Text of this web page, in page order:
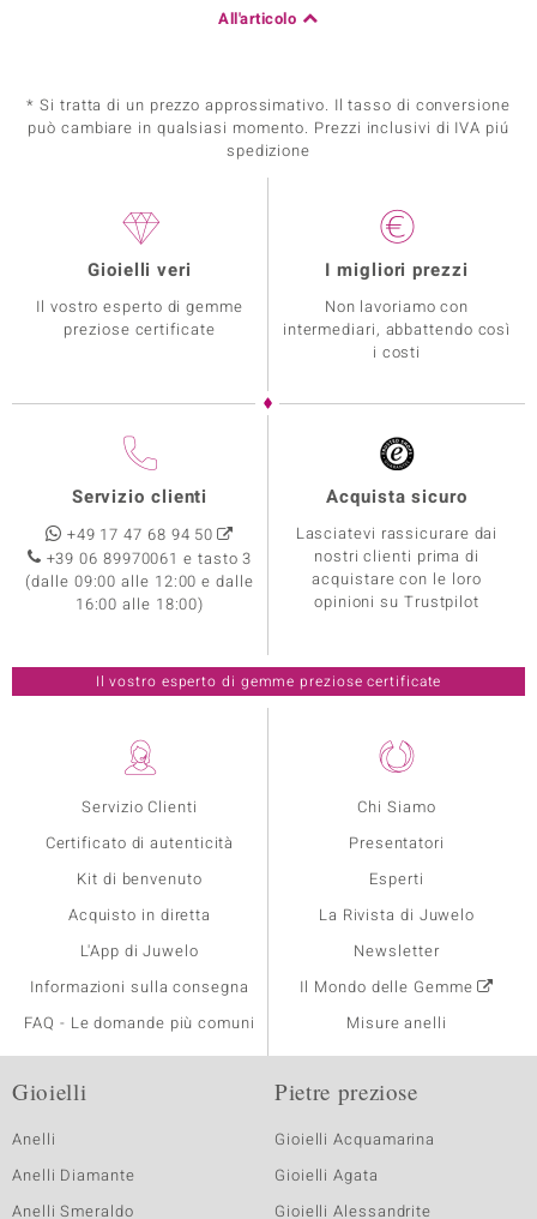
All'articolo
* Si tratta di un prezzo approssimativo. Il tasso di conversione
può cambiare in qualsiasi momento. Prezzi inclusivi di IVA piú
spedizione
Servizio Clienti
Certificato di autenticità
Kit di benvenuto
Acquisto in diretta
L'App di Juwelo
Informazioni sulla consegna
FAQ - Le domande più comuni
Chi Siamo
Presentatori
Esperti
La Rivista di Juwelo
Newsletter
Il Mondo delle Gemme
Misure anelli
Gioielli veri
Il vostro esperto di gemme
preziose certificate
I migliori prezzi
Non lavoriamo con
intermediari, abbattendo così
i costi
Servizio clienti
+49 17 47 68 94 50
+39 06 89970061 e tasto 3
(dalle 09:00 alle 12:00 e dalle
16:00 alle 18:00)
Acquista sicuro
Lasciatevi rassicurare dai
nostri clienti prima di
acquistare con le loro
opinioni su Trustpilot
Il vostro esperto di gemme preziose certificate
Gioielli
Anelli
Anelli Diamante
Anelli Smeraldo
Pietre preziose
Gioielli Acquamarina
Gioielli Agata
Gioielli Alessandrite